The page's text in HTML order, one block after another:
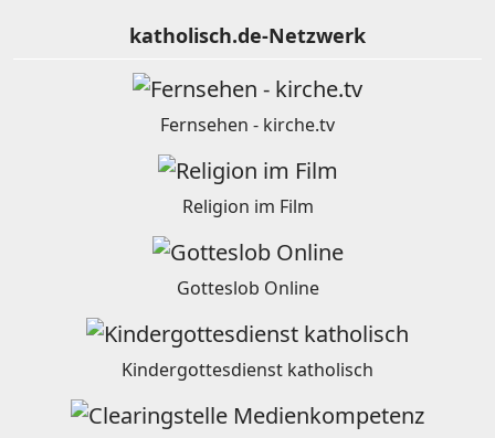
katholisch.de-Netzwerk
Fernsehen - kirche.tv
Religion im Film
Gotteslob Online
Kindergottesdienst katholisch